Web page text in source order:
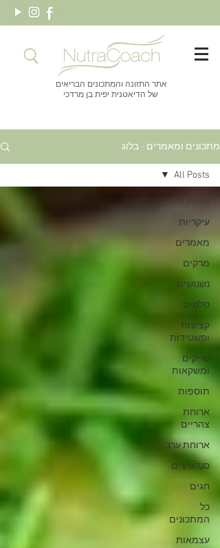
אתר התזונה והמתכונים הבריאים
של הדיאטנית יפית בן מרדכי
מתכונים ומאמרים - בלוג
All Posts
עיקריות
מאמרים
מרקים
נשנושים
סלטים
קציצות
ופשטידות
שייקים
ומשקאות
תוספות
ארוחת
צהריים
ארוחת ערב
סנדוויצים
חגים
כל
המתכונים
עצמאות
All Posts